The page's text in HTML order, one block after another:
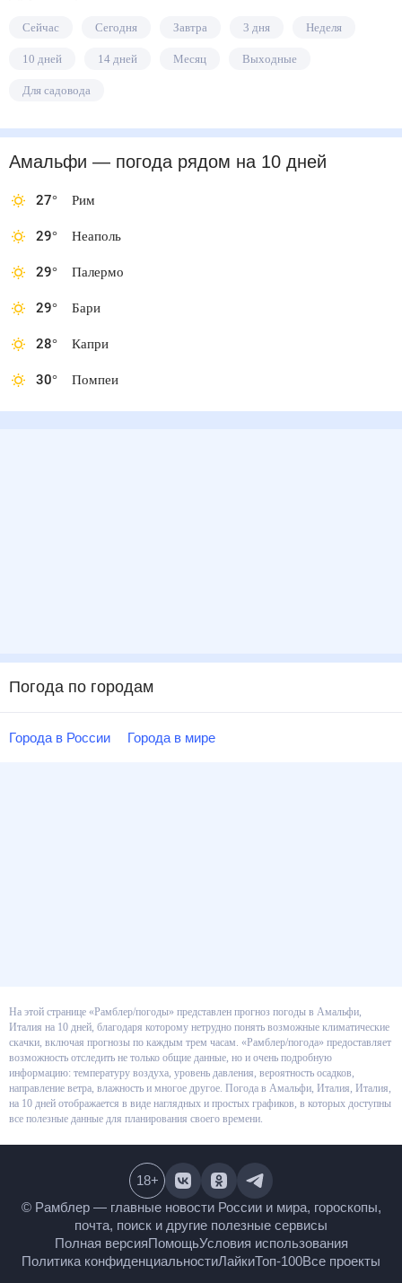
Сейчас Сегодня Завтра 3 дня Неделя
10 дней 14 дней Месяц Выходные
Для садовода
Амальфи — погода рядомна 10 дней
27° Рим
29° Неаполь
29° Палермо
29° Бари
28° Капри
30° Помпеи
Погода по городам
Города в России Города в мире
На этой странице «Рамблер/погоды» представлен прогноз погоды в
Амальфи, Италия на 10 дней, благодаря которому нетрудно понять
возможные климатические скачки, включая прогнозы по каждым трем
часам. «Рамблер/погода» предоставляет возможность отследить не
только общие данные, но и очень подробную информацию: температуру
воздуха, уровень давления, вероятность осадков, направление ветра,
влажность и многое другое. Погода в Амальфи, Италия, Италия, на 10
дней отображается в виде наглядных и простых графиков, в которых
© Рамблер — главные новости России и мира,
гороскопы, почта, поиск и другие полезные сервисы
Полная версияПомощьУсловия использования
18+